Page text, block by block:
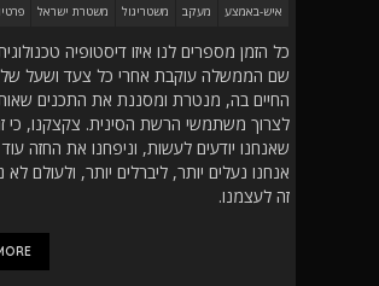
איש-באמצע מעקב משטריגול משטרת ישראל
כל הזמן מספרים לנו איזו דיסטופיה
שם הממשלה עוקבת אחרי כל צעד ושעל של
החיים בה, מנטרת ומסננת את התכנים
לצרוך משתמשי הרשת הסינית. צקצקנו, כי
שאנחנו יודעים לעשות, וניפחנו את החזה
אנחנו נעלים יותר, ליברלים יותר, ולעולם
זה לעצמנו.